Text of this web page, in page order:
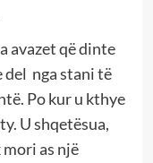
avazet që dinte
del nga stani të
Po kur u kthye
U shqetësua,
as një